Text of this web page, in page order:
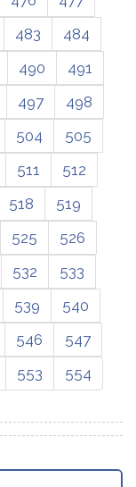
483
484
490
491
497
498
504
505
511
512
518
519
525
526
532
533
539
540
546
547
553 554